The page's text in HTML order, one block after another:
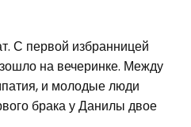
С первой избранницей
на вечеринке. Между
и молодые люди
брака у Данилы двое